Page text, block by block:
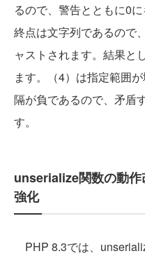
るので、警告とともに0
終点は文字列であるので
ャストされます。結果と
ます。（4）は指定範囲
隔が負であるので、矛盾
す。
unserialize関数の動
強化
PHP 8.3では、